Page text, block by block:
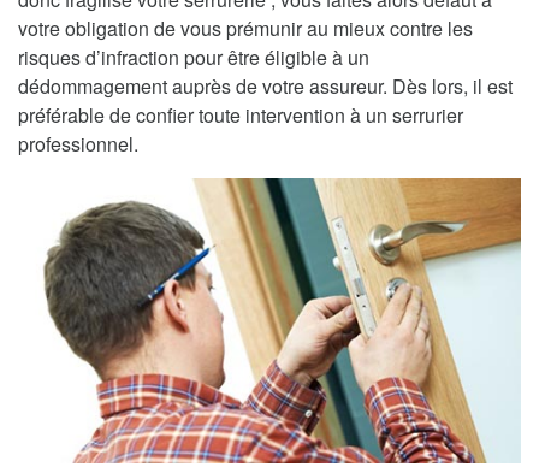
votre obligation de vous prémunir au mieux contre les
risques d’infraction pour être éligible à un
dédommagement auprès de votre assureur. Dès lors, il est
préférable de confier toute intervention à un serrurier
professionnel.